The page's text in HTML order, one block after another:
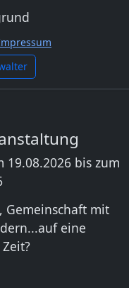
bis zum
Gemeinschaft mit
eine